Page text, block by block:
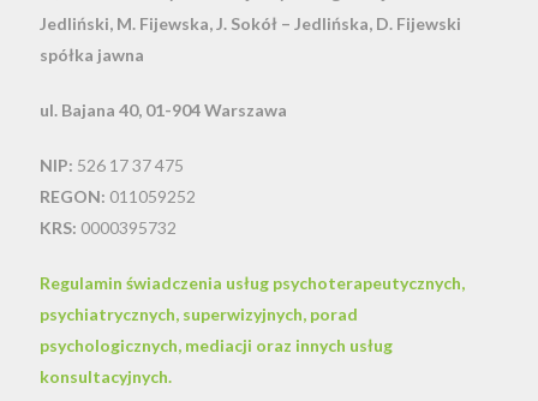
Jedliński, M. Fijewska, J. Sokół – Jedlińska, D. Fijewski
spółka jawna
ul. Bajana 40, 01-904 Warszawa
NIP: 526 17 37 475
REGON: 011059252
KRS: 0000395732
Regulamin świadczenia usług psychoterapeutycznych,
psychiatrycznych, superwizyjnych, porad
psychologicznych, mediacji oraz innych usług
konsultacyjnych.